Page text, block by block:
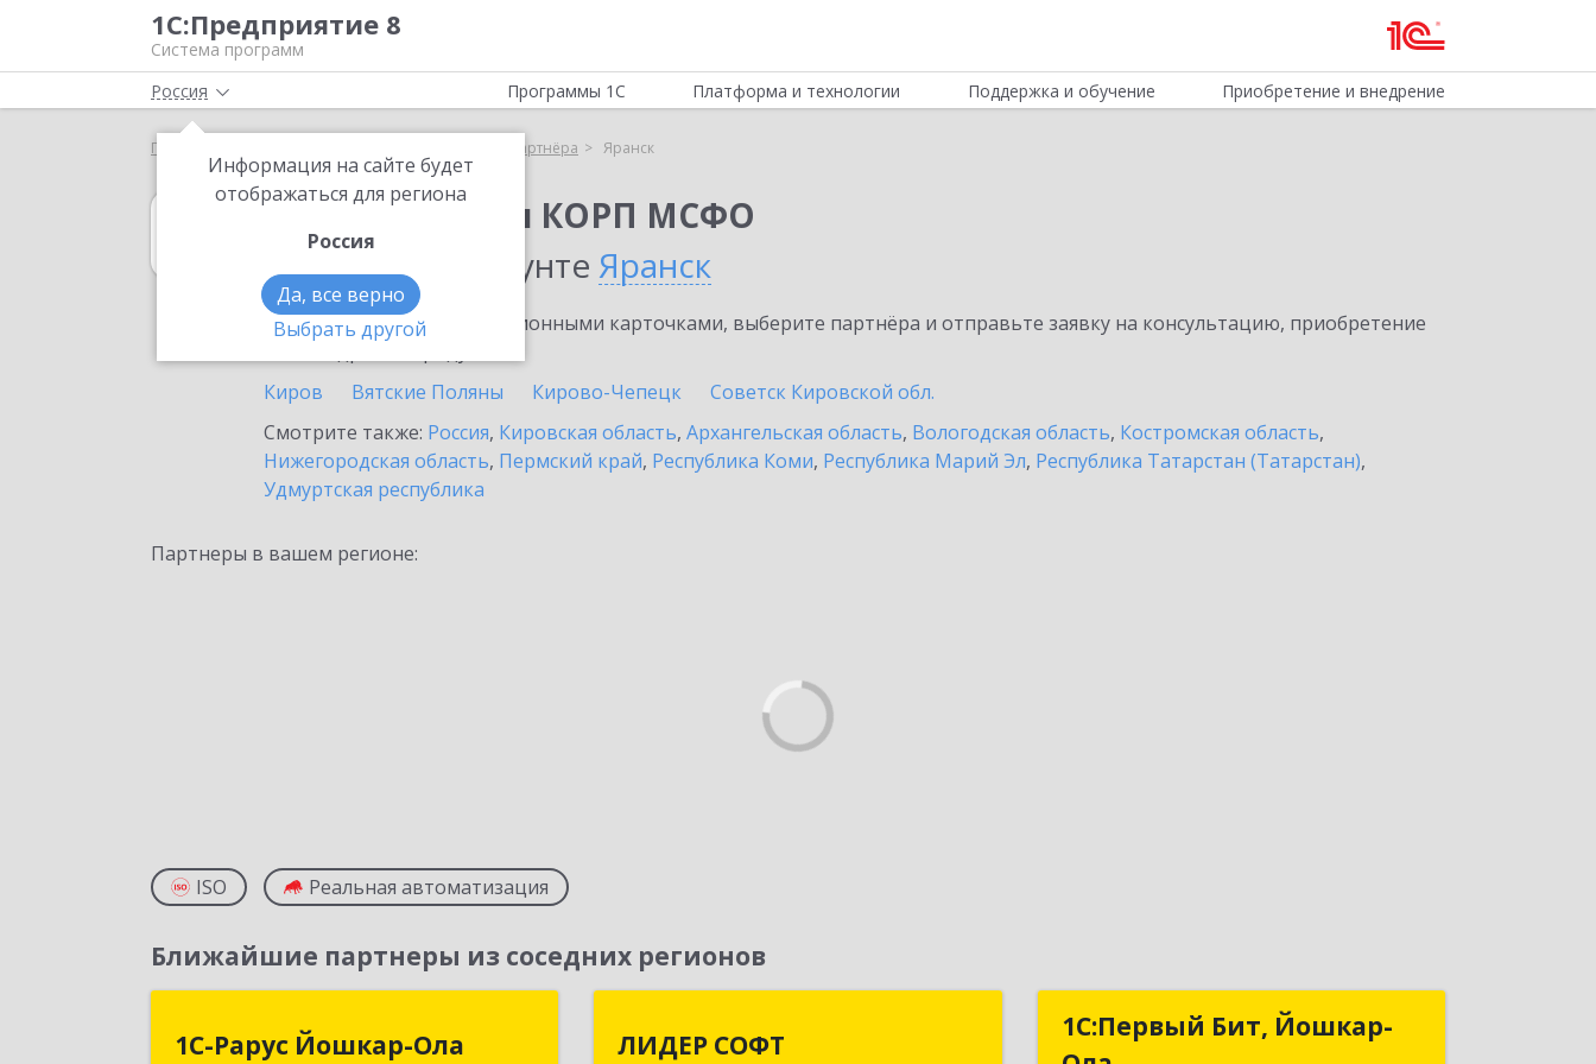
1С:Предприятие 8
Система программ
Россия
Информация на сайте будет
отображаться для региона
Россия
Да, все верно
Выбрать другой
Программы 1С Платформа и технологии Поддержка и обучение Приобретение и внедрение
Главная Выбор партнёра Яранск
1С:Бухгалтерия КОРП МСФО
в населенном пунте Яранск
Ознакомьтесь с информационными карточками, выберите партнёра и отправьте заявку на консультацию, приобретение
Киров
Вятские Поляны Кирово-Чепецк
Советск Кировской обл.
Смотрите также: Россия, Кировская область, Архангельская область, Вологодская область, Костромская область,
Нижегородская область, Пермский край, Республика Коми, Республика Марий Эл, Республика Татарстан (Татарстан),
Удмуртская республика
Партнеры в вашем регионе:
ISO Реальная автоматизация
Ближайшие партнеры из соседних регионов
1С-Рарус Йошкар-Ола
1С-Рарус Йошкар-Ола
ЛИДЕР СОФТ
1С:Первый Бит, Йошкар-
1С:Первый Бит, Йошкар-